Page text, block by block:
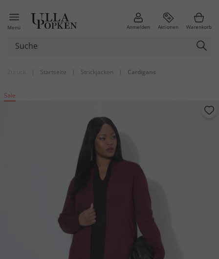
Menü Anmelden Aktionen Warenkorb
| Startseite | Strickjacken | Cardigans
Sale